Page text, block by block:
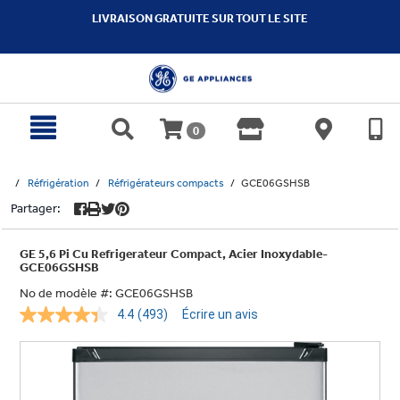
LIVRAISON GRATUITE SUR TOUT LE SITE
0
Réfrigération Réfrigérateurs compacts GCE06GSHSB
Partager:
GE 5,6 Pi Cu Refrigerateur Compact, Acier Inoxydable-
GCE06GSHSB
No de modèle #: GCE06GSHSB
4.4 Lire
493
commentaires.
(493) Écrire un avis